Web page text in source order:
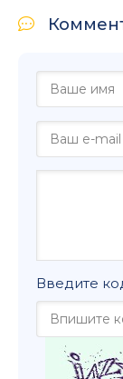
Введите